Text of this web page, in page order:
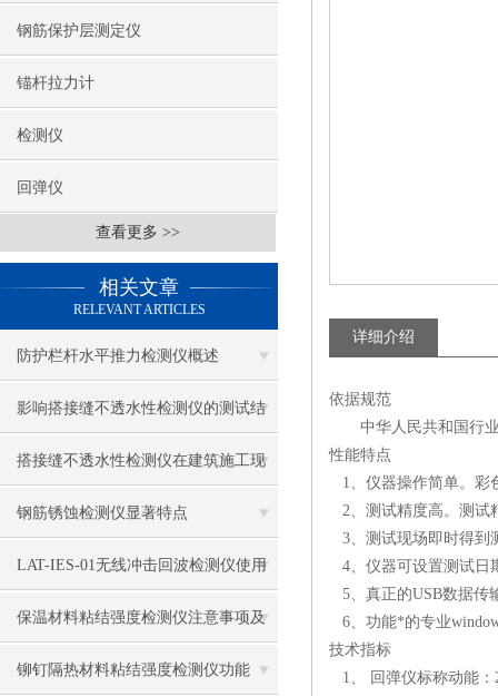
钢筋保护层测定仪
锚杆拉力计
检测仪
回弹仪
查看更多 >>
相关文章
RELEVANT ARTICLES
防护栏杆水平推力检测仪概述
影响搭接缝不透水性检测仪的测试结
果的因素有哪些？
搭接缝不透水性检测仪在建筑施工现
场中的应用
钢筋锈蚀检测仪显著特点
LAT-IES-01无线冲击回波检测仪使用
操作方法
保温材料粘结强度检测仪注意事项及
保养
铆钉隔热材料粘结强度检测仪功能
详细介绍
依据规范
中华人民共和国行业
性能特点
1、仪器操作简单。彩
2、测试精度高。测试
3、测试现场即时得到
4、仪器可设置测试日
5、真正的USB数据传
6、功能*的专业
技术指标
1、 回弹仪标称动